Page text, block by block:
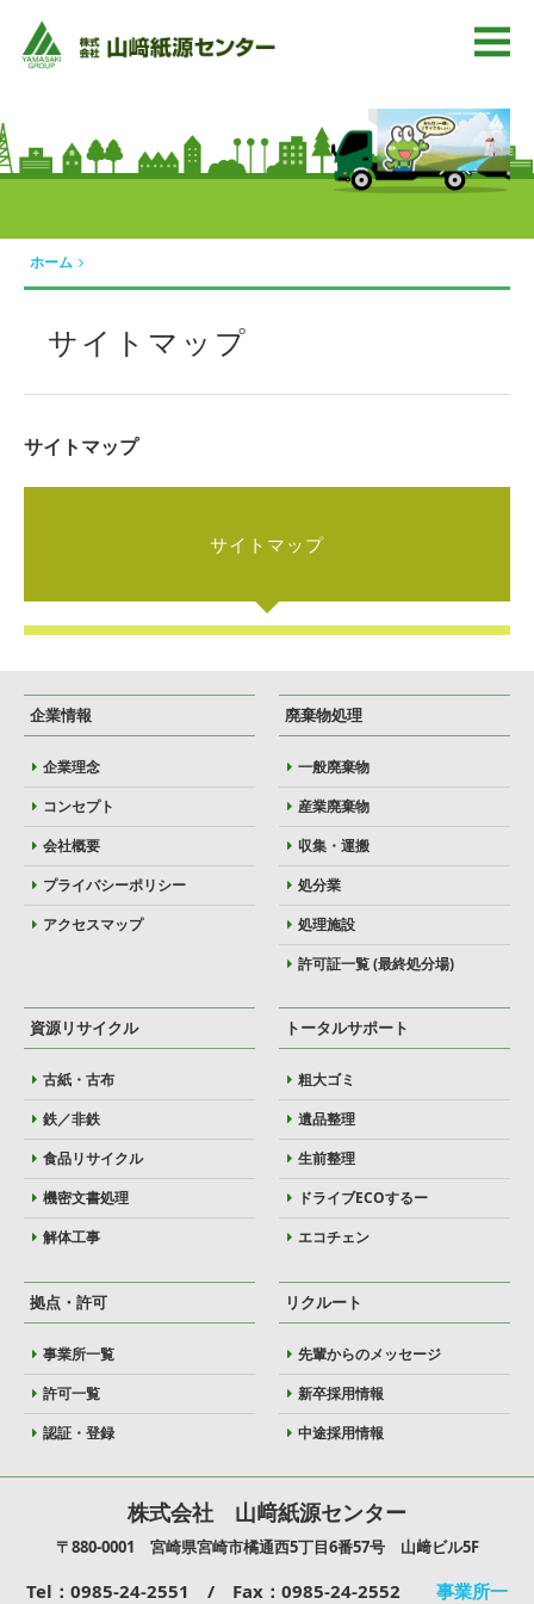
ホーム
サイトマップ
サイトマップ
サイトマップ
企業情報
企業理念
コンセプト
会社概要
プライバシーポリシー
アクセスマップ
廃棄物処理
一般廃棄物
産業廃棄物
収集・運搬
処分業
処理施設
許可証一覧 (最終処分場)
資源リサイクル
古紙・古布
鉄／非鉄
食品リサイクル
機密文書処理
解体工事
トータルサポート
粗大ゴミ
遺品整理
生前整理
ドライブECOするー
エコチェン
拠点・許可
事業所一覧
許可一覧
認証・登録
リクルート
先輩からのメッセージ
新卒採用情報
中途採用情報
株式会社 山﨑紙源センター
〒880-0001 宮崎県宮崎市橘通西5丁目6番57号 山﨑ビル5F
Tel：0985-24-2551 / Fax：0985-24-2552 事業所一